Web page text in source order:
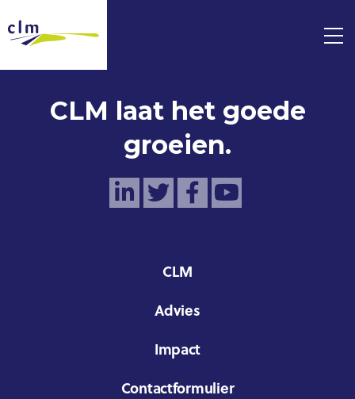
CLM laat het goede
groeien.
CLM
Advies
Impact
Contactformulier